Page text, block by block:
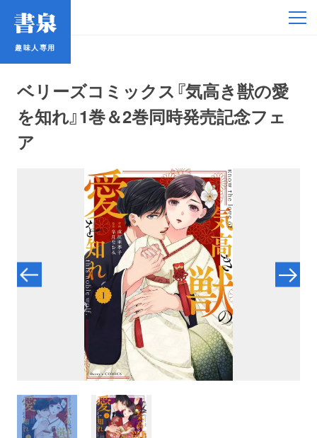
趣味人専用
ベリーズコミックス『気高き獣の愛
を知れ』1巻＆2巻同時発売記念フェ
ア
趣味人専用
鉄道・バス
コミック・ラノベ
コンピューター